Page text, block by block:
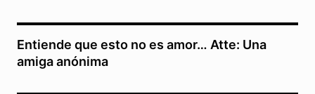
Entiende que esto no es amor… Atte: Una
amiga anónima